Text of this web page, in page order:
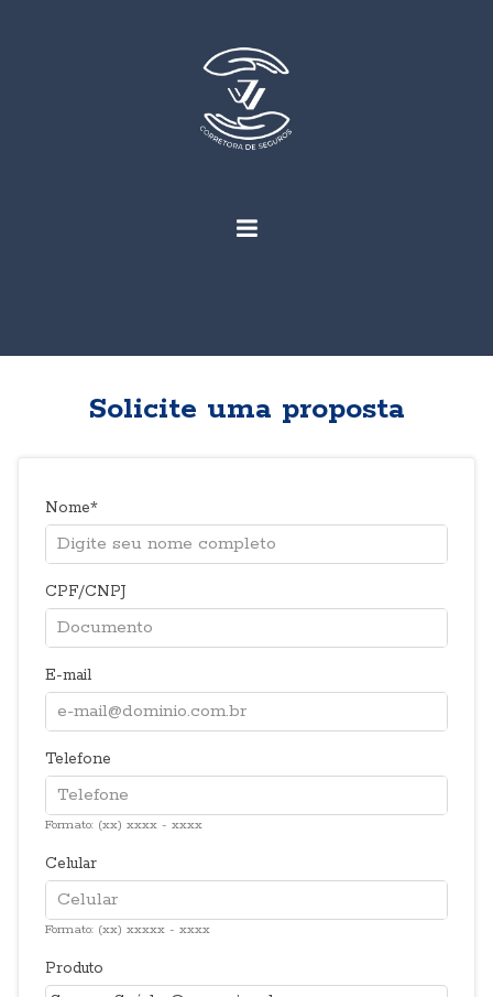
Solicite uma proposta
Nome
CPF/CNPJ
E-mail
Telefone
Formato: (xx) xxxx - xxxx
Celular
Formato: (xx) xxxxx - xxxx
Produto